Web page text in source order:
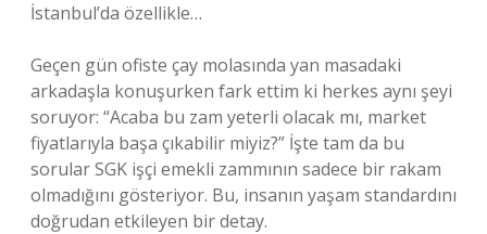
İstanbul’da özellikle…
Geçen gün ofiste çay molasında yan masadaki
arkadaşla konuşurken fark ettim ki herkes aynı şeyi
soruyor: “Acaba bu zam yeterli olacak mı, market
fiyatlarıyla başa çıkabilir miyiz?” İşte tam da bu
sorular SGK işçi emekli zammının sadece bir rakam
olmadığını gösteriyor. Bu, insanın yaşam standardını
doğrudan etkileyen bir detay.